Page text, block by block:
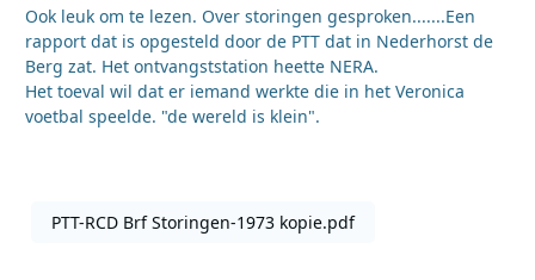
Ook leuk om te lezen. Over storingen gesproken.......Een
rapport dat is opgesteld door de PTT dat in Nederhorst de
Berg zat. Het ontvangststation heette NERA.
Het toeval wil dat er iemand werkte die in het Veronica
voetbal speelde. "de wereld is klein".
PTT-RCD Brf Storingen-1973 kopie.pdf